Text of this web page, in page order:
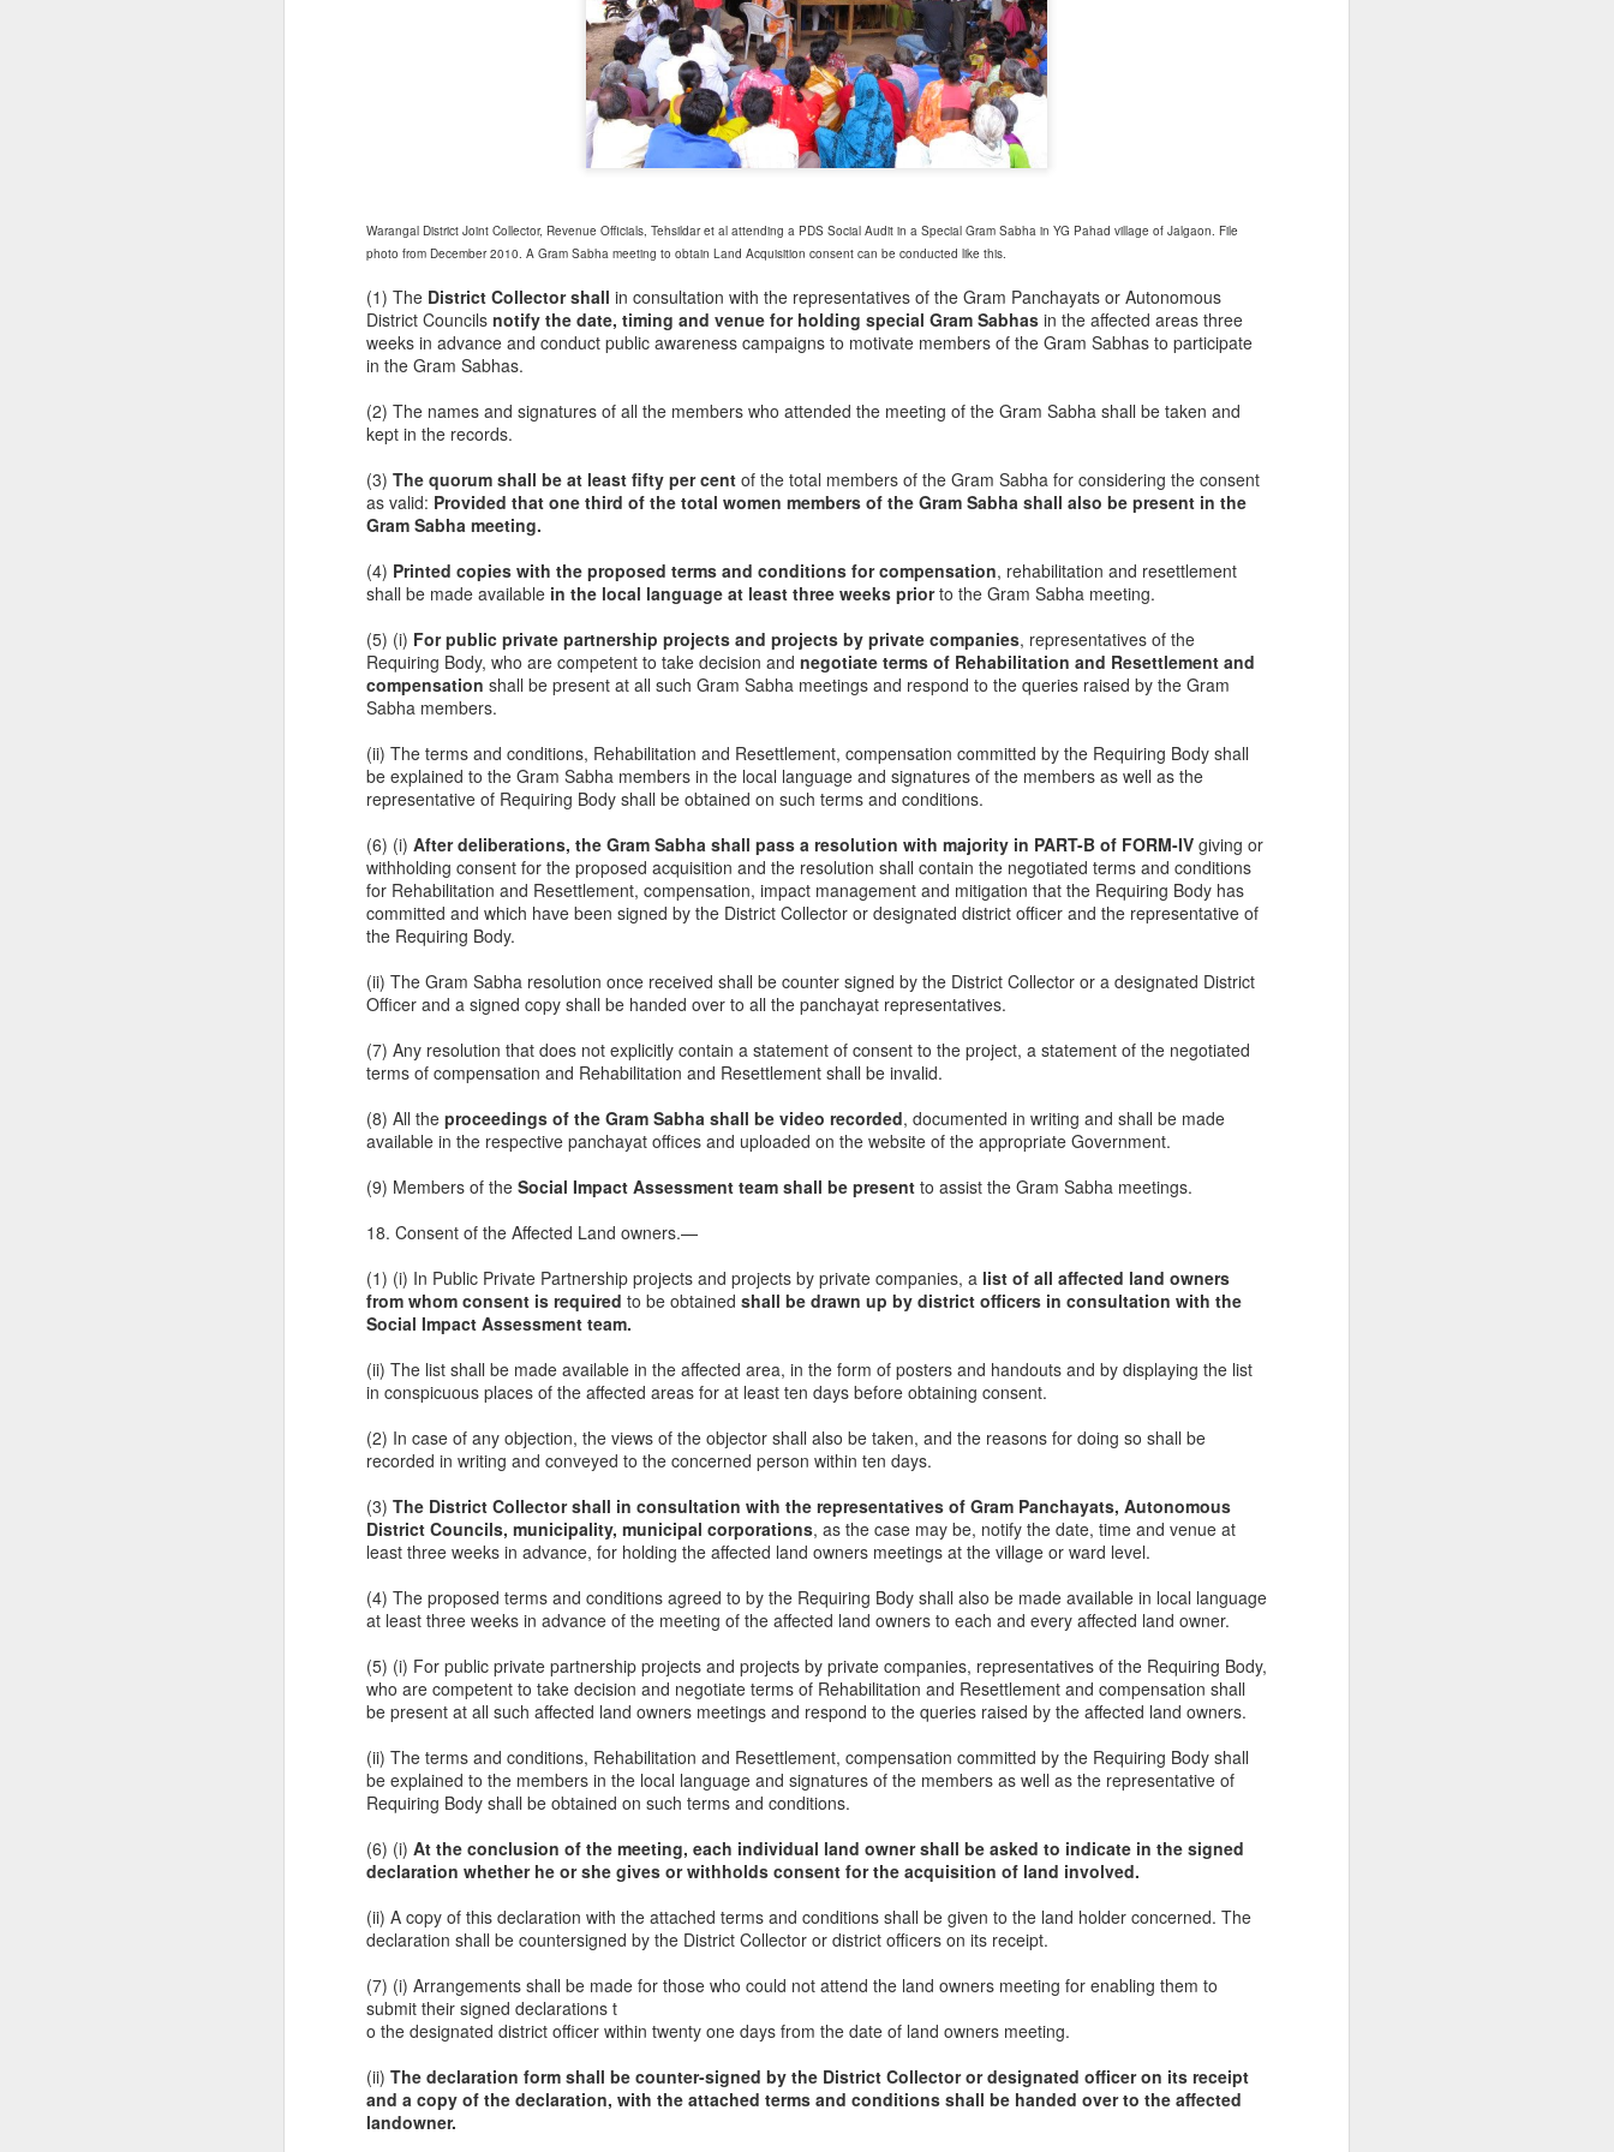
Warangal District Joint Collector, Revenue Officials, Tehsildar et al attending a PDS Social Audit in a Special Gram Sabha in YG Pahad village of Jalgaon. File
photo from December 2010. A Gram Sabha meeting to obtain Land Acquisition consent can be conducted like this.
(1) The District Collector shall in consultation with the representatives of the Gram Panchayats or Autonomous
District Councils notify the date, timing and venue for holding special Gram Sabhas in the affected areas three
weeks in advance and conduct public awareness campaigns to motivate members of the Gram Sabhas to participate
in the Gram Sabhas.
(2) The names and signatures of all the members who attended the meeting of the Gram Sabha shall be taken and
kept in the records.
(3) The quorum shall be at least fifty per cent of the total members of the Gram Sabha for considering the consent
as valid: Provided that one third of the total women members of the Gram Sabha shall also be present in the
Gram Sabha meeting.
(4) Printed copies with the proposed terms and conditions for compensation, rehabilitation and resettlement
shall be made available in the local language at least three weeks priorto the Gram Sabha meeting.
(5) (i) For public private partnership projects and projects by private companies, representatives of the
Requiring Body, who are competent to take decision and negotiate terms of Rehabilitation and Resettlement and
compensation shall be present at all such Gram Sabha meetings and respond to the queries raised by the Gram
Sabha members.
(ii) The terms and conditions, Rehabilitation and Resettlement, compensation committed by the Requiring Body shall
be explained to the Gram Sabha members in the local language and signatures of the members as well as the
representative of Requiring Body shall be obtained on such terms and conditions.
(6) (i) After deliberations, the Gram Sabha shall pass a resolution with majority in PART-B of FORM-IV giving or
withholding consent for the proposed acquisition and the resolution shall contain the negotiated terms and conditions
for Rehabilitation and Resettlement, compensation, impact management and mitigation that the Requiring Body has
committed and which have been signed by the District Collector or designated district officer and the representative of
the Requiring Body.
(ii) The Gram Sabha resolution once received shall be counter signed by the District Collector or a designated District
Officer and a signed copy shall be handed over to all the panchayat representatives.
(7) Any resolution that does not explicitly contain a statement of consent to the project, a statement of the negotiated
terms of compensation and Rehabilitation and Resettlement shall be invalid.
(8) All the proceedings of the Gram Sabha shall be video recorded, documented in writing and shall be made
available in the respective panchayat offices and uploaded on the website of the appropriate Government.
(9) Members of the Social Impact Assessment team shall be present to assist the Gram Sabha meetings.
18. Consent of the Affected Land owners.—
(1) (i) In Public Private Partnership projects and projects by private companies, a list of all affected land owners
from whom consent is required to be obtained shall be drawn up by district officers in consultation with the
Social Impact Assessment team.
(ii) The list shall be made available in the affected area, in the form of posters and handouts and by displaying the list
in conspicuous places of the affected areas for at least ten days before obtaining consent.
(2) In case of any objection, the views of the objector shall also be taken, and the reasons for doing so shall be
recorded in writing and conveyed to the concerned person within ten days.
(3) The District Collector shall in consultation with the representatives of Gram Panchayats, Autonomous
District Councils, municipality, municipal corporations, as the case may be, notify the date, time and venue at
least three weeks in advance, for holding the affected land owners meetings at the village or ward level.
(4) The proposed terms and conditions agreed to by the Requiring Body shall also be made available in local language
at least three weeks in advance of the meeting of the affected land owners to each and every affected land owner.
(5) (i) For public private partnership projects and projects by private companies, representatives of the Requiring Body,
who are competent to take decision and negotiate terms of Rehabilitation and Resettlement and compensation shall
be present at all such affected land owners meetings and respond to the queries raised by the affected land owners.
(ii) The terms and conditions, Rehabilitation and Resettlement, compensation committed by the Requiring Body shall
be explained to the members in the local language and signatures of the members as well as the representative of
Requiring Body shall be obtained on such terms and conditions.
(6) (i) At the conclusion of the meeting, each individual land owner shall be asked to indicate in the signed
declaration whether he or she gives or withholds consent for the acquisition of land involved.
(ii) A copy of this declaration with the attached terms and conditions shall be given to the land holder concerned. The
declaration shall be countersigned by the District Collector or district officers on its receipt.
(7) (i) Arrangements shall be made for those who could not attend the land owners meeting for enabling them to
submit their signed declarations t
o the designated district officer within twenty one days from the date of land owners meeting.
(ii) The declaration form shall be counter-signed by the District Collector or designated officer on its receipt
and a copy of the declaration, with the attached terms and conditions shall be handed over to the affected
landowner.
Nirvana while
trap.
LET'S MAKE A REAL INVESTMENT IN
KARNATAKA
By Dr. Ashwin Mahesh, National Vice President - LokSatta Party.
(This article is originally written for Deccan Chronicle)
The red carpet is being rolled out for investors again in Karnataka. This
the motions of assuring businesses that they are changing their stripes,
and in the future things will be very different. But of course they won't
be.
Can Indian Railways be better sales-person
Working as a sales person I've always had an antenna up for being cross sold. It amuses me and I
normally willingly play along and tend to reward a hard selling sales person. Yesterday I walked into a
food court of a busy mall for a quick office time lunch. My plan was to quickly grab a burger at McDonald's and
have your order!". I ordered a simple McVeggie burger.
JAN
24
Ten reasons why you should vote for One Hyderabad
Alliance (Loksatta +Communists) in our Local GHMC
Greater Hyderabad Municipal Corporation is the governing body of
Hyderabad city and its nearby areas . It is responsible for your street
lights, parking lots, bus stops, parks, playgrounds , burial grounds,
Regulation of landuse and construction of buildings , waste
management, urban forestry, fire services ,Slum upgradation and
coordinates for your water supply, drainage and local transportation All
these powers were given to local governments as per 74th constitutional
JAN
14
What it takes to be a JP
On this occasion of his 60th birthday, let us look back into his
illustrious & interdisciplinary life and try to ascertain various
We may see many intellectuals like him or also few clean politicians
too, but JP is not just the blend of both! Being JP needs a lot more than
that....
Popular myth is that one need to prepare for years to clinch civil
19
This is a roundup of Loksatta activities in this week done by our
leaders and members collated in one place.
Loksatta Telangana : Loksatta GHMC General Secretary , Sambi
Reddy and other leaders have been forefront in unearthing scams in
representatives of GHMC.
Loksatta GHMC team has done a unique protest of throwing money into
Booze, Bucks & Bizarre in AP
The recent deaths in AP due to contaminated liquor are danger bells for government. Rulers should wake
Government must stop conceiving liquor sales as a profitable business which can fetch them good revenues.
This attitude is facilitating corrupt politicians and officials to loot as much as they can from liquor sales.
DEC Chennai Corporation - Return our Property Tax!!!
https://www.change.org/p/chennai-corporation-mayor-chennai-
corporation-return-our-property-tax
The incessant rains which had caused the floods is neither unusual and
cannot be called as a natural calamity. This was forecasted by the
rains already, the last one in 2005 when the same ADMK Govt was
ruling the State.
COP21 : The last chance for humankind
The on-going COP (Conference of Parties) can be perceived as last chance for human kind to save their
home. The declared target for containing global warming at the level not exceeding 2°Celsius itself is a
too big thing and can cause many hazardous situations, so the actual target should be even low to an extent
Disastrous Drought Monitoring mechanisms in Telugu States
Disastrous Drought Monitoring mechanisms in Telugu States
governments have to identify drought affected thaluks/blocks/mandals and declare them as drought affected
areas. Along with that state governments have to prepare estimates of crop loss and send those reports to
centre for assistance.
The Constitution and Urban India
One of the things that all democracies take pride in is the existence of a Constitution that steers the